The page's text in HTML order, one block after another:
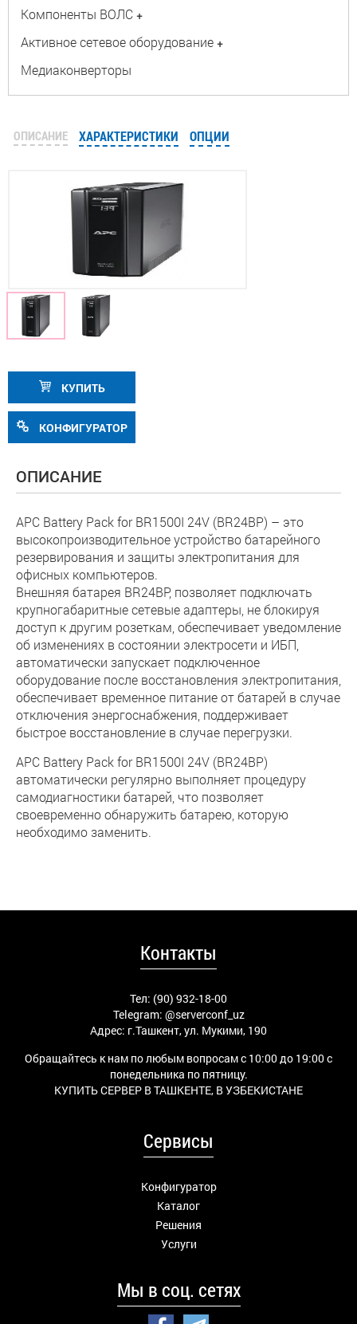
Компоненты ВОЛС +
Активное сетевое оборудование +
Медиаконверторы
ОПИСАНИЕ ХАРАКТЕРИСТИКИ ОПЦИИ
КУПИТЬ
КОНФИГУРАТОР
ОПИСАНИЕ
APC Battery Pack for BR1500I 24V (BR24BP) – это
высокопроизводительное устройство батарейного
резервирования и защиты электропитания для
офисных компьютеров.
Внешняя батарея BR24BP, позволяет подключать
крупногабаритные сетевые адаптеры, не блокируя
доступ к другим розеткам, обеспечивает уведомление
об изменениях в состоянии электросети и ИБП,
автоматически запускает подключенное
оборудование после восстановления электропитания,
обеспечивает временное питание от батарей в случае
отключения энергоснабжения, поддерживает
быстрое восстановление в случае перегрузки.
APC Battery Pack for BR1500I 24V (BR24BP)
автоматически регулярно выполняет процедуру
самодиагностики батарей, что позволяет
своевременно обнаружить батарею, которую
необходимо заменить.
Контакты
Тел: (90) 932-18-00
Telegram: @serverconf_uz
Адрес: г.Ташкент, ул. Мукими, 190
Обращайтесь к нам по любым вопросам с 10:00 до 19:00 с
понедельника по пятницу.
КУПИТЬ СЕРВЕР В ТАШКЕНТЕ, В УЗБЕКИСТАНЕ
Сервисы
Конфигуратор
Каталог
Решения
Услуги
Мы в соц. сетях